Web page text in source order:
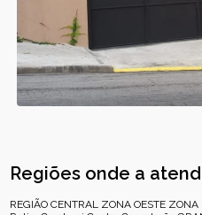
Regiões onde a
REGIÃO CENTRAL ZONA OESTE ZONA